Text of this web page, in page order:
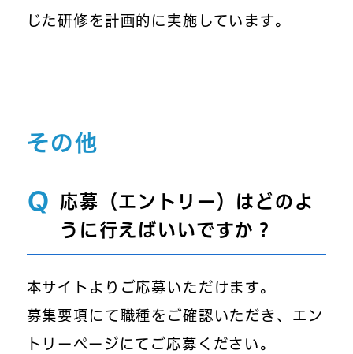
じた研修を計画的に実施しています。
その他
Q
応募（エントリー）はどのよ
うに行えばいいですか？
本サイトよりご応募いただけます。
募集要項にて職種をご確認いただき、エン
トリーページにてご応募ください。